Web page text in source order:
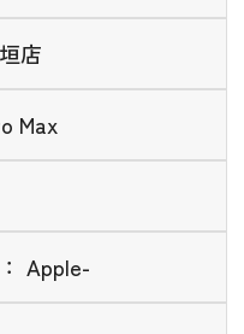
店
Max
Apple-